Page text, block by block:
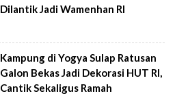
Dilantik Jadi Wamenhan RI
Kampung di Yogya Sulap Ratusan
Galon Bekas Jadi Dekorasi HUT RI,
Cantik Sekaligus Ramah